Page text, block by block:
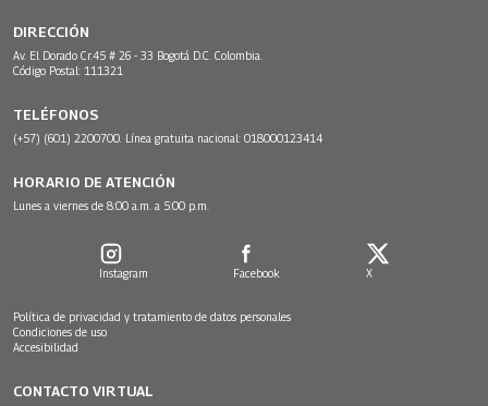
DIRECCIÓN
Av. El Dorado Cr.45 # 26 - 33 Bogotá D.C. Colombia.
Código Postal: 111321
TELÉFONOS
(+57) (601) 2200700. Línea gratuita nacional: 018000123414
HORARIO DE ATENCIÓN
Lunes a viernes de 8:00 a.m. a 5:00 p.m.
Instagram Facebook X
Política de privacidad y tratamiento de datos personales
Condiciones de uso
Accesibilidad
CONTACTO VIRTUAL